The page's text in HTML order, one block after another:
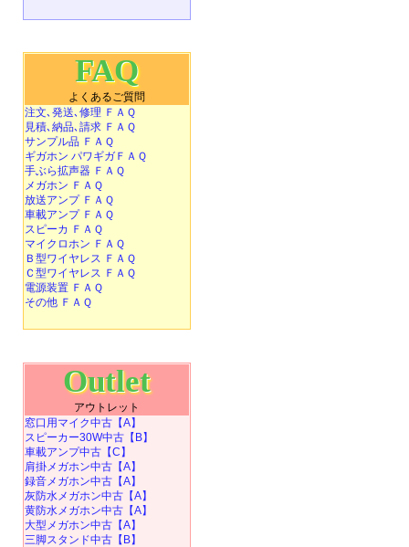
FAQ
よくあるご質問
注文､発送､修理 ＦＡＱ
見積､納品､請求 ＦＡＱ
サンプル品 ＦＡＱ
ギガホン パワギガＦＡＱ
手ぶら拡声器 ＦＡＱ
メガホン ＦＡＱ
放送アンプ ＦＡＱ
車載アンプ ＦＡＱ
スピーカ ＦＡＱ
マイクロホン ＦＡＱ
Ｂ型ワイヤレス ＦＡＱ
Ｃ型ワイヤレス ＦＡＱ
電源装置 ＦＡＱ
その他 ＦＡＱ
Outlet
アウトレット
窓口用マイク中古【A】
スピーカー30W中古【B】
車載アンプ中古【C】
肩掛メガホン中古【A】
録音メガホン中古【A】
灰防水メガホン中古【A】
黄防水メガホン中古【A】
大型メガホン中古【A】
三脚スタンド中古【B】